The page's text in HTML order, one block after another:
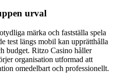
urval
märka och fastställa spela
test längs mobil kan upprätthålla
budget. Ritzo Casino håller
organisation utformad att
omedelbart och professionellt.